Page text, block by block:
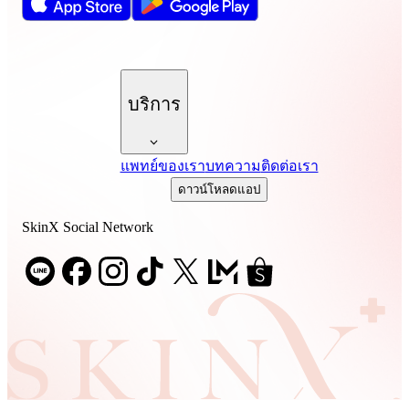
บริการ
แพทย์ของเราบทความติดต่อเรา
ดาวน์โหลดแอป
SkinX Social Network